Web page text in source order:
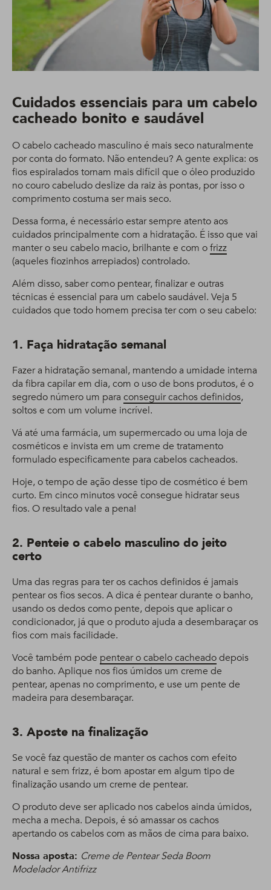
Cuidados essenciais para um cabelo
cacheado bonito e saudável
O cabelo cacheado masculino é mais seco naturalmente
por conta do formato. Não entendeu? A gente explica: os
fios espiralados tornam mais difícil que o óleo produzido
no couro cabeludo deslize da raiz às pontas, por isso o
comprimento costuma ser mais seco.
Dessa forma, é necessário estar sempre atento aos
cuidados principalmente com a hidratação. É isso que vai
manter o seu cabelo macio, brilhante e com ofrizz
(aqueles fiozinhos arrepiados) controlado.
Além disso, saber como pentear, finalizar e outras
técnicas é essencial para um cabelo saudável. Veja 5
cuidados que todo homem precisa ter com o seu cabelo:
1. Faça hidratação semanal
Fazer a hidratação semanal, mantendo a umidade interna
da fibra capilar em dia, com o uso de bons produtos, é o
segredo número um para conseguir cachos definidos,
soltos e com um volume incrível.
Vá até uma farmácia, um supermercado ou uma loja de
cosméticos e invista em um creme de tratamento
formulado especificamente para cabelos cacheados.
Hoje, o tempo de ação desse tipo de cosmético é bem
curto. Em cinco minutos você consegue hidratar seus
fios. O resultado vale a pena!
2. Penteie o cabelo masculino do jeito
certo
Uma das regras para ter os cachos definidos é jamais
pentear os fios secos. A dica é pentear durante o banho,
usando os dedos como pente, depois que aplicar o
condicionador, já que o produto ajuda a desembaraçar os
fios com mais facilidade.
Você também pode pentear o cabelo cacheadodepois
do banho. Aplique nos fios úmidos um creme de
pentear, apenas no comprimento, e use um pente de
madeira para desembaraçar.
3. Aposte na finalização
Se você faz questão de manter os cachos com efeito
natural e sem frizz, é bom apostar em algum tipo de
finalização usando um creme de pentear.
O produto deve ser aplicado nos cabelos ainda úmidos,
mecha a mecha. Depois, é só amassar os cachos
apertando os cabelos com as mãos de cima para baixo.
Nossa aposta: Creme de Pentear Seda Boom
Modelador Antifrizz